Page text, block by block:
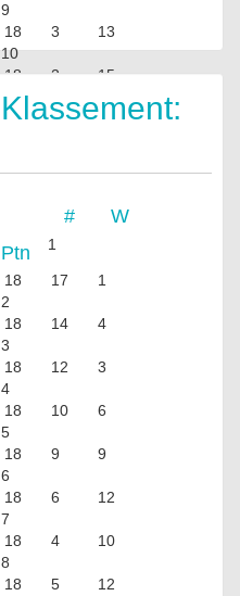
9
18 3
13
10
18 2
15
Klassement:
#
W
Ptn 1
18 17
1
2
18 14
4
3
18 12
3
4
18 10
6
5
18 9
9
6
18 6
12
7
18 4
10
8
18 5
12